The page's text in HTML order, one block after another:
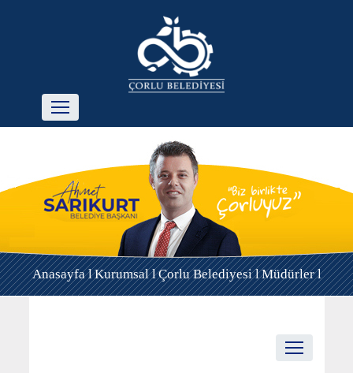
Anasayfa lKurumsal lÇorlu Belediyesi lMüdürler l